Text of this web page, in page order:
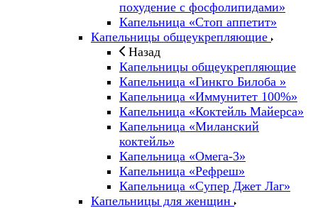
похудение с фосфолипидами»
Капельница «Стоп аппетит»
Капельницы общеукрепляющие
Назад
Капельницы общеукрепляющие
Капельница «Гинкго Билоба »
Капельница «Иммунитет 100%»
Капельница «Коктейль Майерса»
Капельница «Миланский
коктейль»
Капельница «Омега-3»
Капельница «Рефреш»
Капельница «Супер Джет Лаг»
Капельницы для женщин